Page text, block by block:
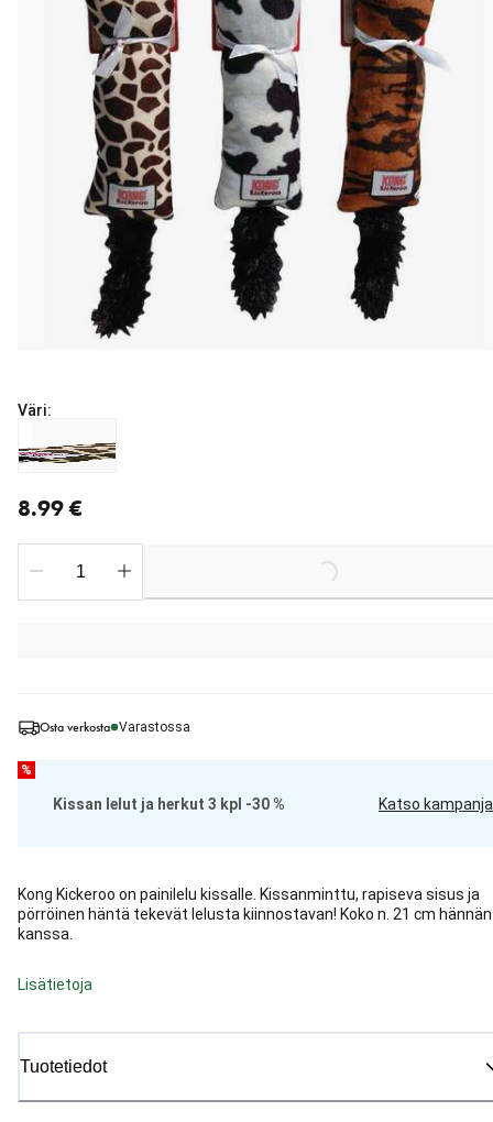
Osta verkosta Varastossa
%
Kissan lelut ja herkut 3 kpl -30 % Katso kampanja
Kong Kickeroo on painilelu kissalle. Kissanminttu, rapiseva sisus ja
pörröinen häntä tekevät lelusta kiinnostavan! Koko n. 21 cm hännän
kanssa.
Lisätietoja
Tuotetiedot
Väri:
8.99 €
Loading...